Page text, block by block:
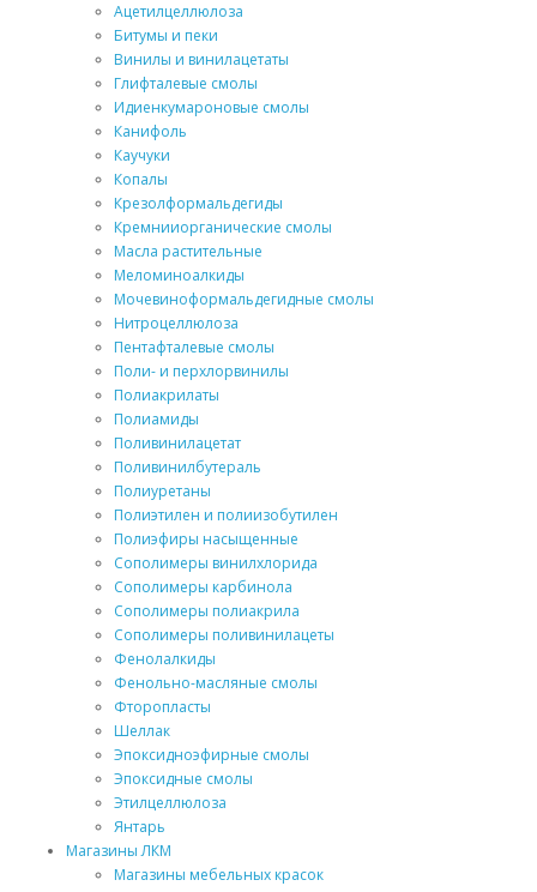
Ацетилцеллюлоза
Битумы и пеки
Винилы и винилацетаты
Глифталевые смолы
Идиенкумароновые смолы
Канифоль
Каучуки
Копалы
Крезолформальдегиды
Кремнииорганические смолы
Масла растительные
Меломиноалкиды
Мочевиноформальдегидные смолы
Нитроцеллюлоза
Пентафталевые смолы
Поли- и перхлорвинилы
Полиакрилаты
Полиамиды
Поливинилацетат
Поливинилбутераль
Полиуретаны
Полиэтилен и полиизобутилен
Полиэфиры насыщенные
Сополимеры винилхлорида
Сополимеры карбинола
Сополимеры полиакрила
Сополимеры поливинилацеты
Фенолалкиды
Фенольно-масляные смолы
Фторопласты
Шеллак
Эпоксидноэфирные смолы
Эпоксидные смолы
Этилцеллюлоза
Янтарь
Магазины ЛКМ
Магазины мебельных красок